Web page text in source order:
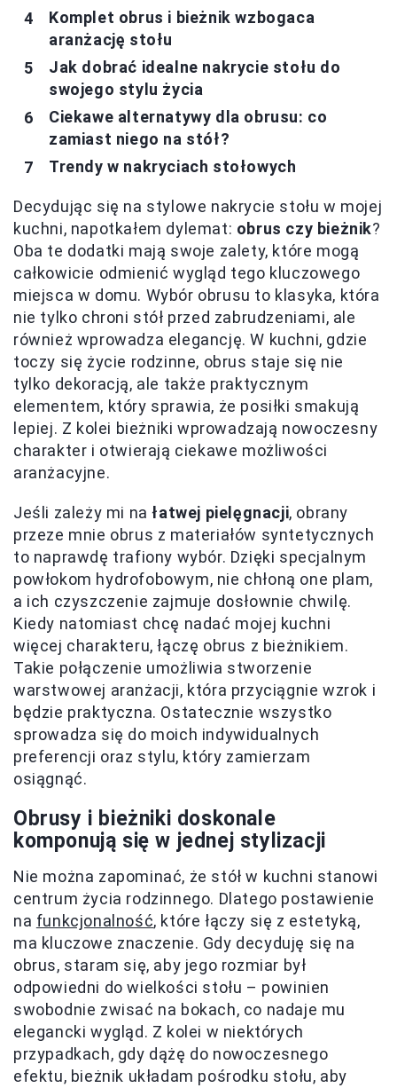
Komplet obrus i bieżnik wzbogaca
aranżację stołu
Jak dobrać idealne nakrycie stołu do
swojego stylu życia
Ciekawe alternatywy dla obrusu: co
zamiast niego na stół?
Trendy w nakryciach stołowych
Decydując się na stylowe nakrycie stołu w mojej
kuchni, napotkałem dylemat: obrus czy bieżnik?
Oba te dodatki mają swoje zalety, które mogą
całkowicie odmienić wygląd tego kluczowego
miejsca w domu. Wybór obrusu to klasyka, która
nie tylko chroni stół przed zabrudzeniami, ale
również wprowadza elegancję. W kuchni, gdzie
toczy się życie rodzinne, obrus staje się nie
tylko dekoracją, ale także praktycznym
elementem, który sprawia, że posiłki smakują
lepiej. Z kolei bieżniki wprowadzają nowoczesny
charakter i otwierają ciekawe możliwości
aranżacyjne.
Jeśli zależy mi nałatwej pielęgnacji, obrany
przeze mnie obrus z materiałów syntetycznych
to naprawdę trafiony wybór. Dzięki specjalnym
powłokom hydrofobowym, nie chłoną one plam,
a ich czyszczenie zajmuje dosłownie chwilę.
Kiedy natomiast chcę nadać mojej kuchni
więcej charakteru, łączę obrus z bieżnikiem.
Takie połączenie umożliwia stworzenie
warstwowej aranżacji, która przyciągnie wzrok i
będzie praktyczna. Ostatecznie wszystko
sprowadza się do moich indywidualnych
preferencji oraz stylu, który zamierzam
osiągnąć.
Obrusy i bieżniki doskonale
komponują się w jednej stylizacji
Nie można zapominać, że stół w kuchni stanowi
centrum życia rodzinnego. Dlatego postawienie
na funkcjonalność, które łączy się z estetyką,
ma kluczowe znaczenie. Gdy decyduję się na
obrus, staram się, aby jego rozmiar był
odpowiedni do wielkości stołu – powinien
swobodnie zwisać na bokach, co nadaje mu
elegancki wygląd. Z kolei w niektórych
przypadkach, gdy dążę do nowoczesnego
efektu, bieżnik układam pośrodku stołu, aby